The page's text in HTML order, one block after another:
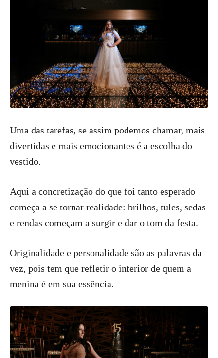
Uma das tarefas, se assim podemos chamar, mais
divertidas e mais emocionantes é a escolha do
vestido.
Aqui a concretização do que foi tanto esperado
começa a se tornar realidade: brilhos, tules, sedas
e rendas começam a surgir e dar o tom da festa.
Originalidade e personalidade são as palavras da
vez, pois tem que refletir o interior de quem a
menina é em sua essência.